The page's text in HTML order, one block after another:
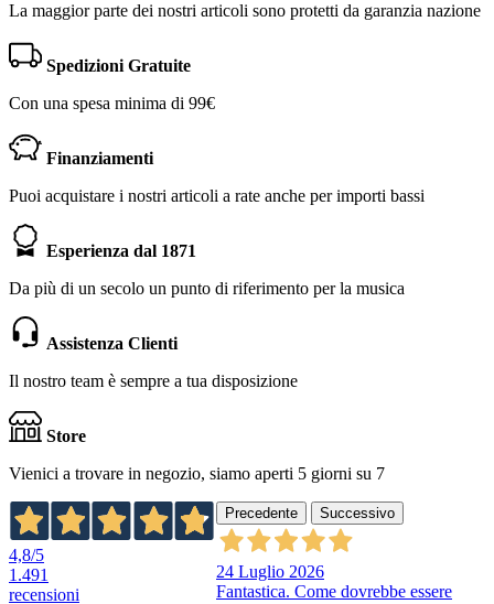
La maggior parte dei nostri articoli sono protetti da garanzia nazione
Spedizioni Gratuite
Con una spesa minima di 99€
Finanziamenti
Puoi acquistare i nostri articoli a rate anche per importi bassi
Esperienza dal 1871
Da più di un secolo un punto di riferimento per la musica
Assistenza Clienti
Il nostro team è sempre a tua disposizione
Store
Vienici a trovare in negozio, siamo aperti 5 giorni su 7
4,8/5
1.491
recensioni
Precedente Successivo
24 Luglio 2026
Fantastica. Come dovrebbe essere